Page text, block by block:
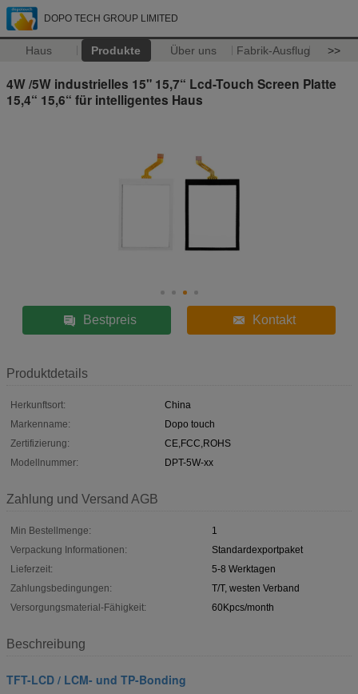
DOPO TECH GROUP LIMITED
Haus Produkte Über uns Fabrik-Ausflug >>
4W /5W industrielles 15" 15,7“ Lcd-Touch Screen Platte
15,4“ 15,6“ für intelligentes Haus
Bestpreis Kontakt
Produktdetails
Herkunftsort:
China
Markenname:
Dopo touch
Zertifizierung:
CE,FCC,ROHS
Modellnummer:
DPT-5W-xx
Zahlung und Versand AGB
Min Bestellmenge:
1
Verpackung Informationen:
Standardexportpaket
Lieferzeit:
5-8 Werktagen
Zahlungsbedingungen:
T/T, westen Verband
Versorgungsmaterial-Fähigkeit:
60Kpcs/month
Beschreibung
TFT-LCD / LCM- und TP-Bonding